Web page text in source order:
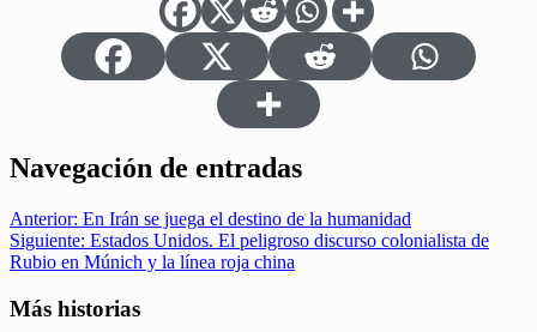
Navegación de entradas
Anterior: En Irán se juega el destino de la humanidad
Siguiente: Estados Unidos. El peligroso discurso colonialista de
Rubio en Múnich y la línea roja china
Más historias